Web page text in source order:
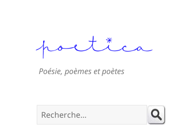
Poésie, poèmes et poètes
Search
for: